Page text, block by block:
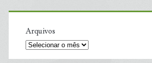
Arquivos